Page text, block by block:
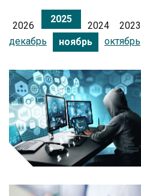
2026
2025
2024 2023
декабрь
ноябрь октябрь